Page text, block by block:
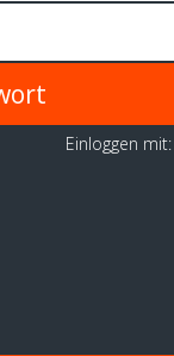
Einloggen